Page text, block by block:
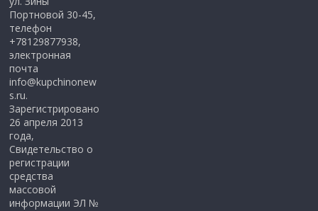
Портновой 30-45,
телефон
+78129877938,
электронная
почта
info@kupchinonew
s.ru.
Зарегистрировано
26 апреля 2013
года,
Свидетельство о
регистрации
средства
массовой
информации ЭЛ №